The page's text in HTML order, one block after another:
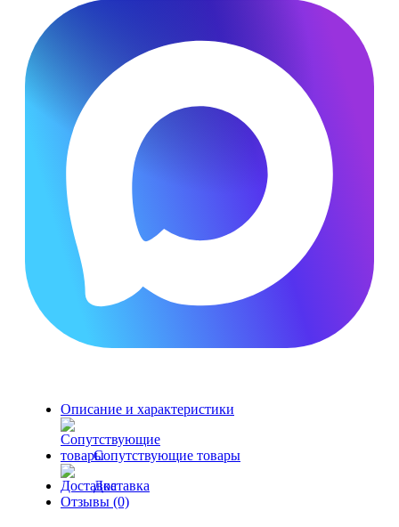
Описание и характеристики
Сопутствующие товары
Доставка
Отзывы (0)